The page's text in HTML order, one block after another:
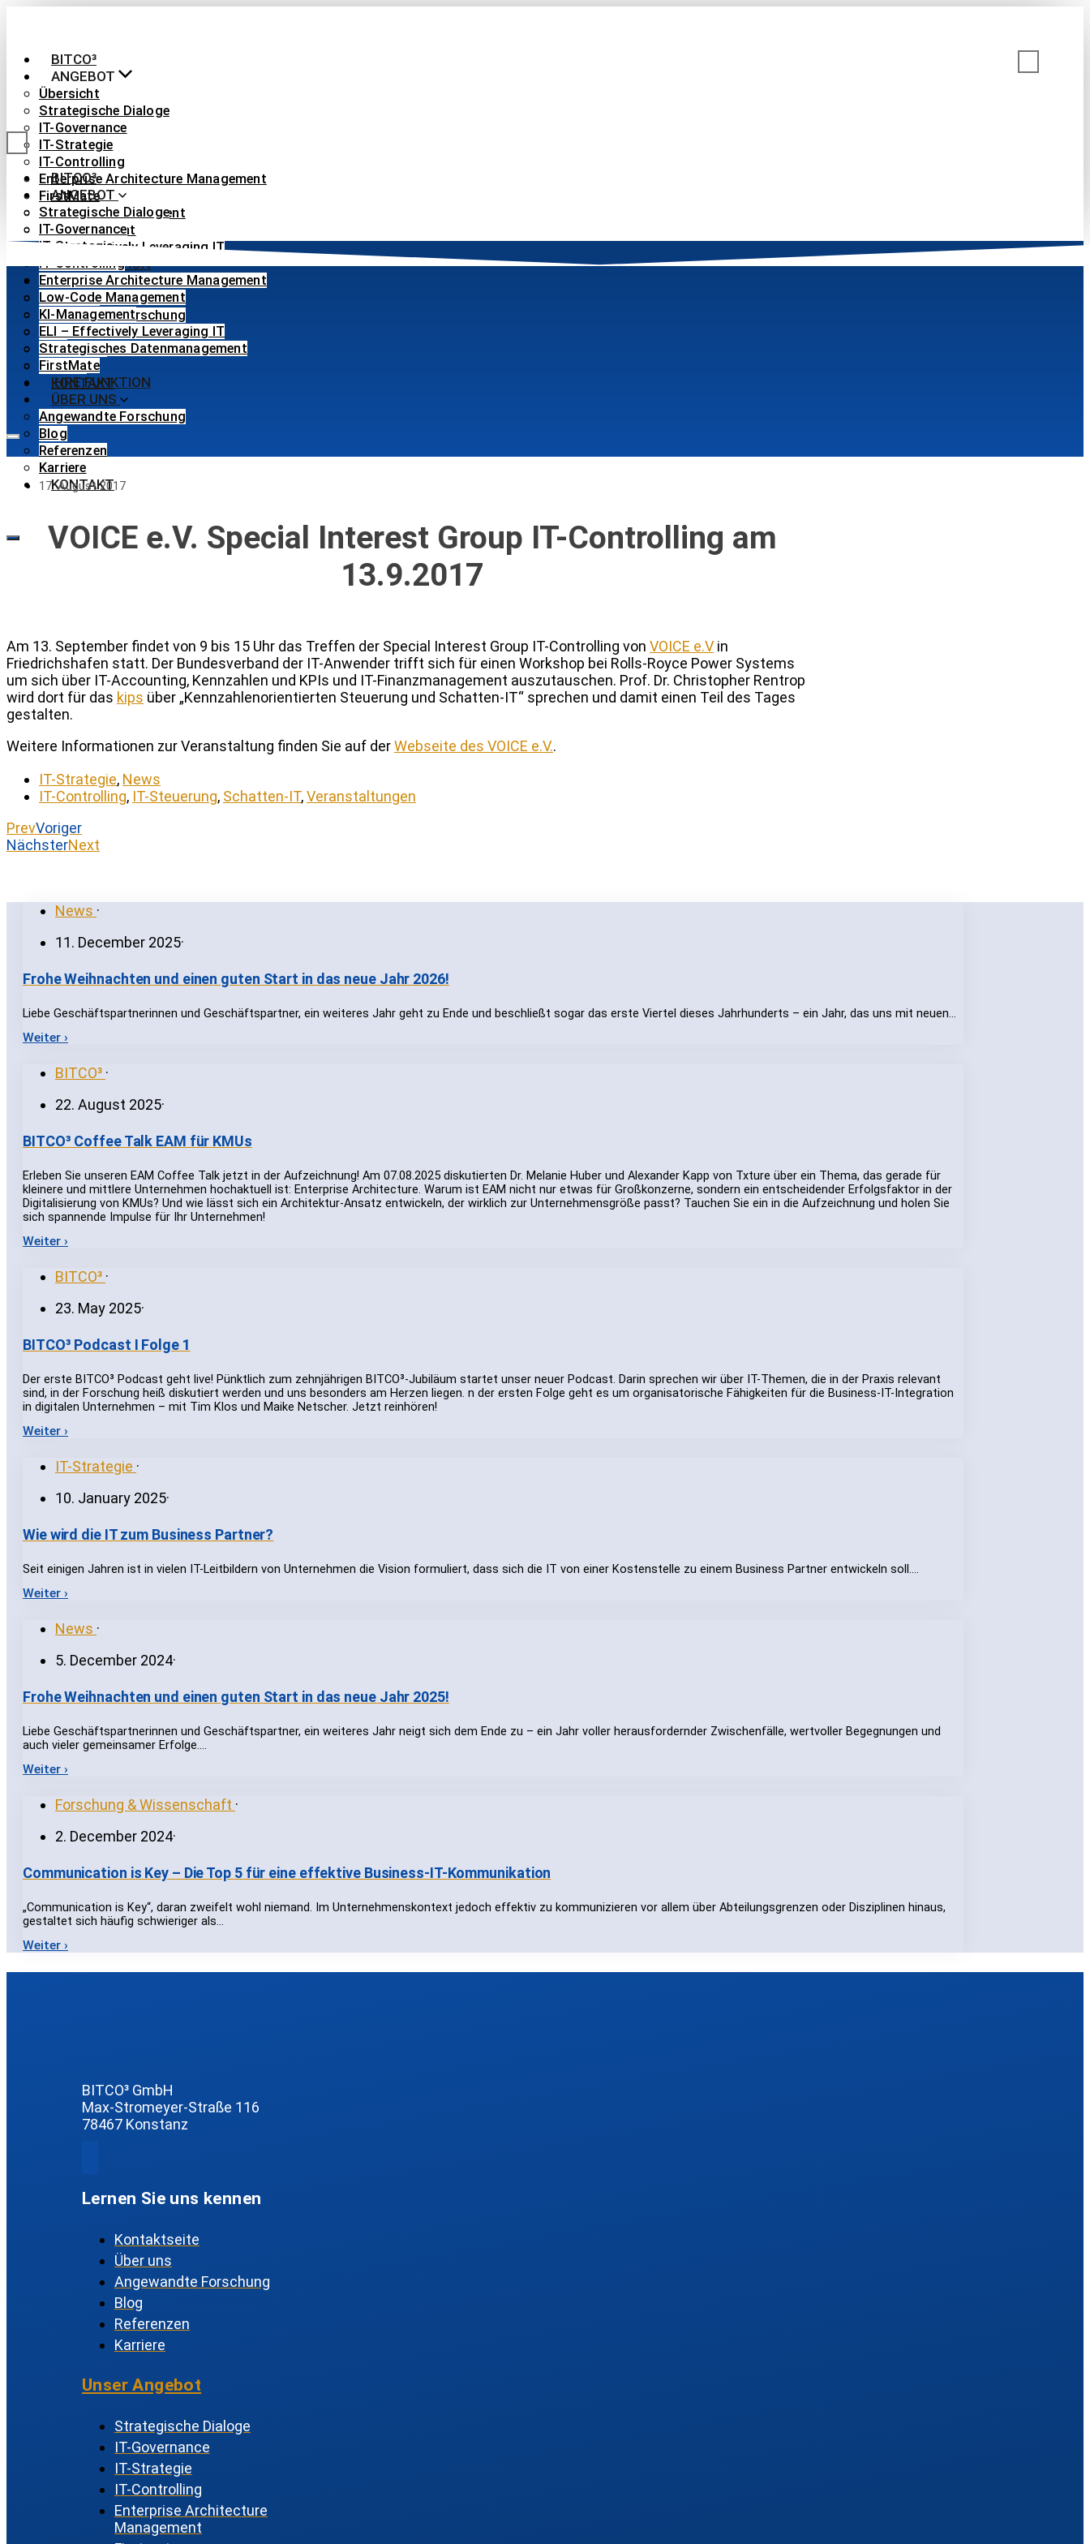
BITCO³
ANGEBOT
Übersicht
Strategische Dialoge
IT-Governance
IT-Strategie
IT-Controlling
Enterprise Architecture Management
FirstMate
Low-Code Management
KI-Management
ELI – Effectively Leveraging IT
IHRE FUNKTION
ÜBER UNS
Übersicht
Angewandte Forschung
Blog
Referenzen
Karriere
KONTAKT
BITCO³
ANGEBOT
Strategische Dialoge
IT-Governance
IT-Strategie
IT-Controlling
Enterprise Architecture Management
Low-Code Management
KI-Management
ELI – Effectively Leveraging IT
Strategisches Datenmanagement
FirstMate
IHRE FUNKTION
ÜBER UNS
Angewandte Forschung
Blog
Referenzen
Karriere
KONTAKT
17. August 2017
VOICE e.V. Special Interest Group IT-Controlling am
13.9.2017
Am 13. September findet von 9 bis 15 Uhr das Treffen der Special Interest Group IT-Controlling von VOICE e.V in
Friedrichshafen statt. Der Bundesverband der IT-Anwender trifft sich für einen Workshop bei Rolls-Royce Power Systems
um sich über IT-Accounting, Kennzahlen und KPIs und IT-Finanzmanagement auszutauschen. Prof. Dr. Christopher Rentrop
wird dort für das kips über „Kennzahlenorientierten Steuerung und Schatten-IT“ sprechen und damit einen Teil des Tages
gestalten.
Weitere Informationen zur Veranstaltung finden Sie auf derWebseite des VOICE e.V..
IT-Strategie, News
IT-Controlling, IT-Steuerung, Schatten-IT,Veranstaltungen
PrevVoriger
NächsterNext
News ·
11. December 2025·
Frohe Weihnachten und einen guten Start in das neue Jahr 2026!
Liebe Geschäftspartnerinnen und Geschäftspartner, ein weiteres Jahr geht zu Ende und beschließt sogar das erste Viertel dieses Jahrhunderts – ein Jahr, das uns mit neuen…
Weiter ›
BITCO³ ·
22. August 2025·
BITCO³ Coffee Talk EAM für KMUs
Erleben Sie unseren EAM Coffee Talk jetzt in der Aufzeichnung! Am 07.08.2025 diskutierten Dr. Melanie Huber und Alexander Kapp von Txture über ein Thema, das gerade für
kleinere und mittlere Unternehmen hochaktuell ist: Enterprise Architecture. Warum ist EAM nicht nur etwas für Großkonzerne, sondern ein entscheidender Erfolgsfaktor in der
Digitalisierung von KMUs? Und wie lässt sich ein Architektur-Ansatz entwickeln, der wirklich zur Unternehmensgröße passt? Tauchen Sie ein in die Aufzeichnung und holen Sie
sich spannende Impulse für Ihr Unternehmen!
Weiter ›
BITCO³ ·
23. May 2025·
BITCO³ Podcast I Folge 1
Der erste BITCO³ Podcast geht live! Pünktlich zum zehnjährigen BITCO³-Jubiläum startet unser neuer Podcast. Darin sprechen wir über IT-Themen, die in der Praxis relevant
sind, in der Forschung heiß diskutiert werden und uns besonders am Herzen liegen. n der ersten Folge geht es um organisatorische Fähigkeiten für die Business-IT-Integration
in digitalen Unternehmen – mit Tim Klos und Maike Netscher. Jetzt reinhören!
Weiter ›
IT-Strategie ·
10. January 2025·
Wie wird die IT zum Business Partner?
Seit einigen Jahren ist in vielen IT-Leitbildern von Unternehmen die Vision formuliert, dass sich die IT von einer Kostenstelle zu einem Business Partner entwickeln soll.…
Weiter ›
News ·
5. December 2024·
Frohe Weihnachten und einen guten Start in das neue Jahr 2025!
Liebe Geschäftspartnerinnen und Geschäftspartner, ein weiteres Jahr neigt sich dem Ende zu – ein Jahr voller herausfordernder Zwischenfälle, wertvoller Begegnungen und
auch vieler gemeinsamer Erfolge.…
Weiter ›
Forschung & Wissenschaft ·
2. December 2024·
Communication is Key – Die Top 5 für eine effektive Business-IT-Kommunikation
„Communication is Key“, daran zweifelt wohl niemand. Im Unternehmenskontext jedoch effektiv zu kommunizieren vor allem über Abteilungsgrenzen oder Disziplinen hinaus,
gestaltet sich häufig schwieriger als…
Weiter ›
BITCO³ GmbH
Max-Stromeyer-Straße 116
78467 Konstanz
Lernen Sie uns kennen
Kontaktseite
Über uns
Angewandte Forschung
Blog
Referenzen
Karriere
Unser Angebot
Strategische Dialoge
IT-Governance
IT-Strategie
IT-Controlling
Enterprise Architecture
Management